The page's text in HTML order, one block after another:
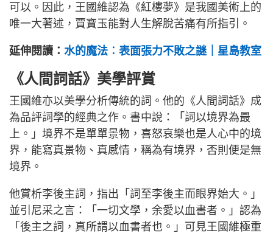
可以。因此，王國維認為《紅樓夢》是我國美術上的
唯一大著述，賈寶玉能對人生解脫苦痛有所指引。
延伸閱讀： 水的魔法︰表面張力不敗之謎｜星島教室
《人間詞話》美學評賞
王國維亦以美學分析傳統的詞。他的《人間詞話》成
為品評詞學的經典之作。書中說：「詞以境界為最
上。」境界不是單單景物，喜怒哀樂也是人心中的境
界，能寫真景物、真感情，稱為有境界，否則便是無
境界。
他賞析李後主詞，指出「詞至李後主而眼界始大。」
並引尼采之言：「一切文學，余愛以血書者。」認為
「後主之詞，真所謂以血書者也。」可見王國維極重